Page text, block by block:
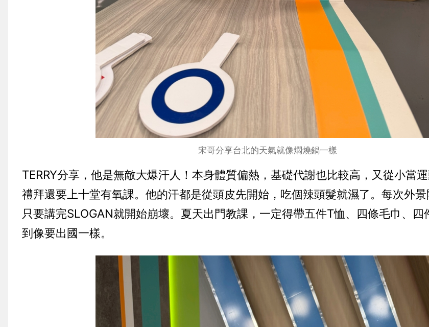
宋哥分享台北的天氣就像燜燒鍋一樣
TERRY分享，他是無敵大爆汗人！本身體質偏熱，基礎代謝也比較高，又從小當
禮拜還要上十堂有氧課。他的汗都是從頭皮先開始，吃個辣頭髮就濕了。每次外
只要講完SLOGAN就開始崩壞。夏天出門教課，一定得帶五件T恤、四條毛巾、四
到像要出國一樣。